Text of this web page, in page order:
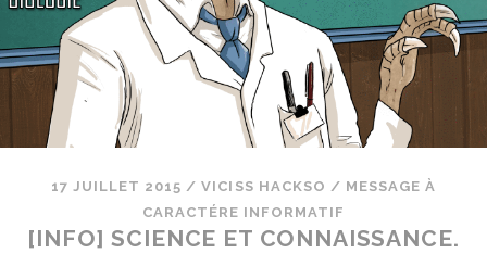
17 JUILLET 2015 /VICISS HACKSO / MESSAGE À
CARACTÉRE INFORMATIF
[INFO] SCIENCE ET CONNAISSANCE.